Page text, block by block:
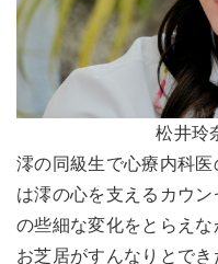
松井玲
澪の同級生で心療内科
は澪の心を支えるカウ
の些細な変化をとらえ
お芝居がすんなりとで